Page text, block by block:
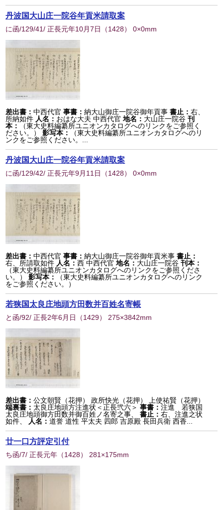
丹波国大山庄一院谷年貢米請取案
に函/129/41/ 正長元年10月7日 （1428） 0×0mm
差出書：中西代官 事書：納大山御庄一院谷御年貢事書止：右、
所納如件 人名： おはな大夫 中西代官 地名： 大山庄一院谷 刊
本：
（東大史料編纂所ユニオンカタログへのリンクをご参照く
ださい。）
影写本：
（東大史料編纂所ユニオンカタログへのリ
ンクをご参照ください。...
丹波国大山庄一院谷年貢米請取案
に函/129/42/ 正長元年9月11日 （1428） 0×0mm
差出書：中西代官 事書：納大山御庄一院谷御年貢米事書止：
右、所請取如件 人名：西 中西代官 地名： 大山庄一院谷 刊本：
（東大史料編纂所ユニオンカタログへのリンクをご参照くださ
い。）
影写本：
（東大史料編纂所ユニオンカタログへのリンク
をご参照ください。）
若狭国太良庄地頭方田数并百姓名寄帳
と函/92/ 正長2年6月日 （1429） 275×3842mm
差出書：公文朝賢（花押） 政所快光（花押） 上使祐賢（花押）
端裏書： 太良庄地頭方注進状＜正長弐六＞ 事書：注進 若狭国
太良庄地頭御方田数并御百姓ノ名寄之事、書止：右、注進之状
如件、
人名：道誉 道性 平太夫 四郎 吉原殿 長田兵衛 西香...
廿一口方評定引付
ち函/7/ 正長元年 （1428） 281×175mm